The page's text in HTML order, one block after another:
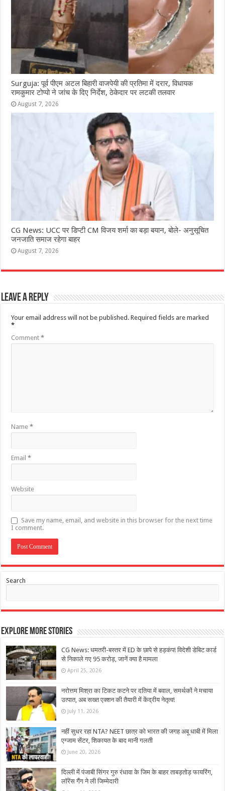
Surguja: पूर्व पीएम अटल बिहारी वाजपेयी की प्रतिमा में दरार, विधायक
रामकुमार टोप्पो ने जांच के दिए निर्देश, ठेकेदार पर लटकी तलवार
August 7, 2026
CG News: UCC पर डिप्टी CM विजय शर्मा का बड़ा बयान, बोले- अनुसूचित
जनजाति समाज रहेगा बाहर
August 7, 2026
Leave a Reply
Your email address will not be published. Required fields are marked
*
Comment*
Name*
Email*
Website
Save my name, email, and website in this browser for the next time
I comment.
Search
Explore More Stories
CG News: धमतरी-बस्तर में ED के छापे से हड़कंप! विदेशी डेबिट कार्ड
से निकाले गए 95 करोड़, जानें क्या है मामला
April 25, 2026
नरोत्तम मिश्रा का टिकट कटने पर दतिया में बवाल, समर्थकों ने मचाया
उत्पात, अब सख्त एक्शन की तैयारी में केंद्रीय नेतृत्व!
July 11, 2026
नहीं सुधर रहा NTA? NEET छात्र को भारत की जगह अबू धाबी में मिला
एग्जाम सेंटर, शिकायत के बाद मानी गलती
June 20, 2026
दिल्ली में पंजाबी सिंगर गुरु रंधावा के जिम के बाहर ताबड़तोड़ फायरिंग,
लॉरेंस गैंग ने ली जिम्मेदारी